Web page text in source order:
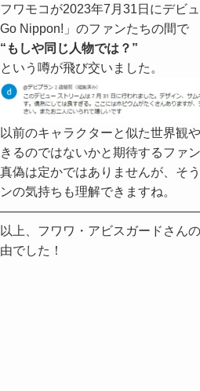
フワモコが2023年7月31日にデビ
Go Nippon!」のファンたちの間で
“もしや同じ人物では？”
という噂が飛び交いました。
以前のキャラクターと似た世界観
きるのではないかと期待するファ
真偽は定かではありませんが、そ
ンの気持ちも理解できますね。
以上、フワワ・アビスガードさん
由でした！